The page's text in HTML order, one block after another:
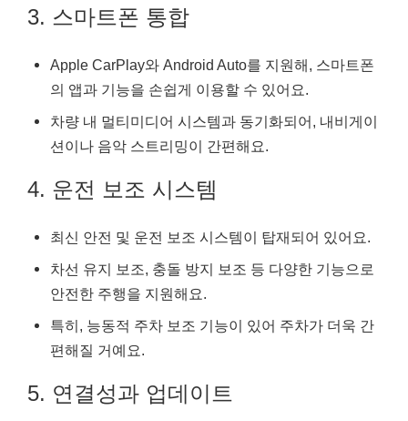
3. 스마트폰 통합
Apple CarPlay와 Android Auto를 지원해, 스마트폰
의 앱과 기능을 손쉽게 이용할 수 있어요.
차량 내 멀티미디어 시스템과 동기화되어, 내비게이
션이나 음악 스트리밍이 간편해요.
4. 운전 보조 시스템
최신 안전 및 운전 보조 시스템이 탑재되어 있어요.
차선 유지 보조, 충돌 방지 보조 등 다양한 기능으로
안전한 주행을 지원해요.
특히, 능동적 주차 보조 기능이 있어 주차가 더욱 간
편해질 거예요.
5. 연결성과 업데이트